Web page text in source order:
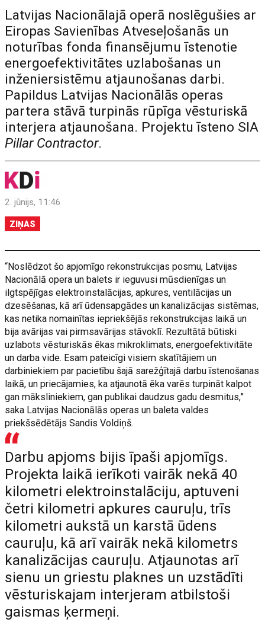
Latvijas Nacionālajā operā noslēgušies ar
Eiropas Savienības Atveseļošanās un
noturības fonda finansējumu īstenotie
energoefektivitātes uzlabošanas un
inženiersistēmu atjaunošanas darbi.
Papildus Latvijas Nacionālās operas
partera stāvā turpinās rūpīga vēsturiskā
interjera atjaunošana. Projektu īsteno SIA
Pillar Contractor.
2. jūnijs, 11:46
ZIŅAS
“Noslēdzot šo apjomīgo rekonstrukcijas posmu, Latvijas
Nacionālā opera un balets ir ieguvusi mūsdienīgas un
ilgtspējīgas elektroinstalācijas, apkures, ventilācijas un
dzesēšanas, kā arī ūdensapgādes un kanalizācijas sistēmas,
kas netika nomainītas iepriekšējās rekonstrukcijas laikā un
bija avārijas vai pirmsavārijas stāvoklī. Rezultātā būtiski
uzlabots vēsturiskās ēkas mikroklimats, energoefektivitāte
un darba vide. Esam pateicīgi visiem skatītājiem un
darbiniekiem par pacietību šajā sarežģītajā darbu īstenošanas
laikā, un priecājamies, ka atjaunotā ēka varēs turpināt kalpot
gan māksliniekiem, gan publikai daudzus gadu desmitus,”
saka Latvijas Nacionālās operas un baleta valdes
priekšsēdētājs Sandis Voldiņš.
Darbu apjoms bijis īpaši apjomīgs.
Projekta laikā ierīkoti vairāk nekā 40
kilometri elektroinstalāciju, aptuveni
četri kilometri apkures cauruļu, trīs
kilometri aukstā un karstā ūdens
cauruļu, kā arī vairāk nekā kilometrs
kanalizācijas cauruļu. Atjaunotas arī
sienu un griestu plaknes un uzstādīti
vēsturiskajam interjeram atbilstoši
gaismas ķermeņi.